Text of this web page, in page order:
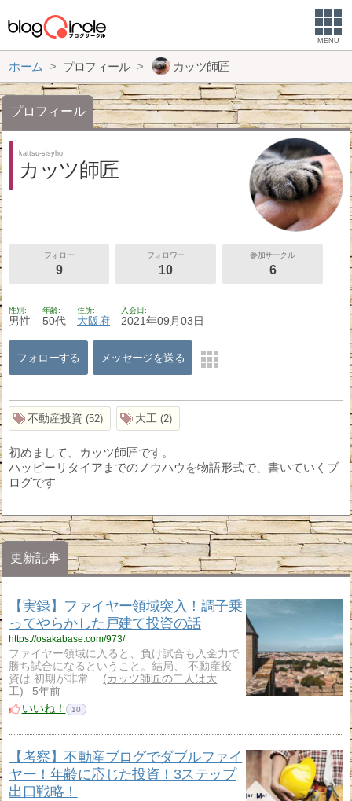
MENU
ホーム プロフィール カッツ師匠
プロフィール
kattsu-sisyho
カッツ師匠
フォロー
9
フォロワー
10
参加サークル
6
性別
男性
年齢
50代
住所
大阪府
入会日
2021年09月03日
フォローする メッセージを送る
不動産投資 52 大工 2
初めまして、カッツ師匠です。
ハッピーリタイアまでのノウハウを物語形式で、書いていくブ
ログです
更新記事
【実録】ファイヤー領域突入！調子乗
ってやらかした戸建て投資の話
https://osakabase.com/973/
ファイヤー領域に入ると、負け試合も入金力で
勝ち試合になるということ。結局、 不動産投
資は 初期が非常…
カッツ師匠の二人は大
工
5年前
いいね！
10
【考察】不動産ブログでダブルファイ
ヤー！年齢に応じた投資！3ステップ
出口戦略！